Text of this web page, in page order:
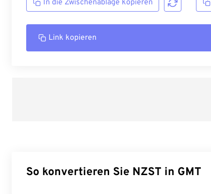
In die Zwischenablage kopieren
Link kopieren
So konvertieren Sie NZST in GMT